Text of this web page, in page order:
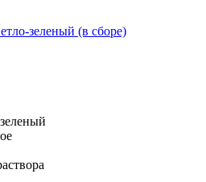
зеленый (в сборе)